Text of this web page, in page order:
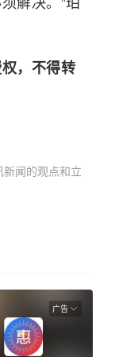
解决。”珀
，不得转
闻的观点和立
广告